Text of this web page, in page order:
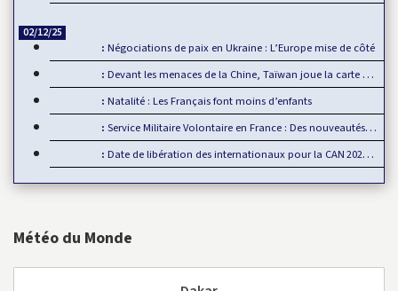
02/12/25
Négociations de paix en Ukraine : L’Europe mise de côté
Devant les menaces de la Chine, Taïwan joue la carte de…
Natalité : Les Français font moins d’enfants
Service Militaire Volontaire en France : Des nouveautés en 2025
Date de libération des internationaux pour la CAN 2025 : Rumeur ou…
Météo du Monde